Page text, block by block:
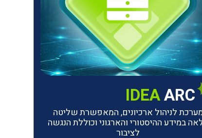
IDEAARC
לניהול ארכיונים, המאפשרת שליטה
במידע ההיסטורי והארגוני וכוללת הנגשה
לציבור